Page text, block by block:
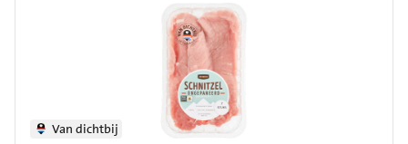
Van dichtbij